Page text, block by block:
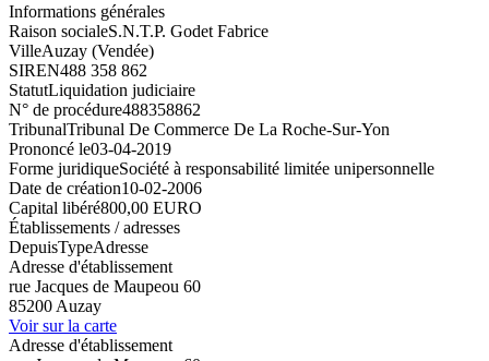
Informations générales
Raison socialeS.N.T.P. Godet Fabrice
VilleAuzay (Vendée)
SIREN488 358 862
StatutLiquidation judiciaire
N° de procédure488358862
TribunalTribunal De Commerce De La Roche-Sur-Yon
Prononcé le03-04-2019
Forme juridiqueSociété à responsabilité limitée unipersonnelle
Date de création10-02-2006
Capital libéré800,00 EURO
Établissements / adresses
DepuisTypeAdresse
Adresse d'établissement
rue Jacques de Maupeou 60
85200 Auzay
Voir sur la carte
Adresse d'établissement